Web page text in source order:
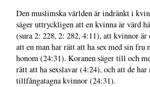
Den muslimska världen är indränkt i
säger uttryckligen att en kvinna är värd
(sura 2: 228, 2: 282, 4:11), att kvinnor är
att en man har rätt att ha sex med sin fru
honom (24:31). Koranen säger till och
rätt att ha sexslavar (4:24), och att de
tillfångatagna kvinnor (24:31).